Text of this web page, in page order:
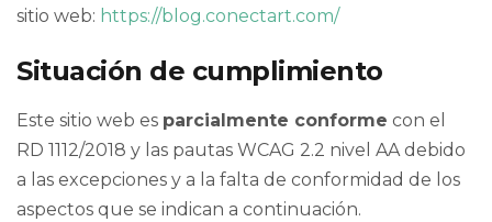
sitio web: https://blog.conectart.com/
Situación de cumplimiento
Este sitio web es parcialmente conforme con el
RD 1112/2018 y las pautas WCAG 2.2 nivel AA debido
a las excepciones y a la falta de conformidad de los
aspectos que se indican a continuación.